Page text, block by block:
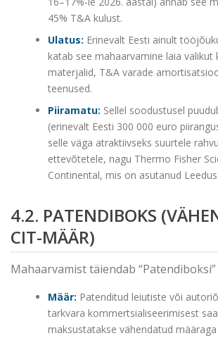
45% T&A kulust.
Ulatus: Erinevalt Eesti ainult
katab see mahaarvamine laia valikut
materjalid, T&A varade
teenused.
Piiramatu: Sellel soodustusel
(erinevalt Eesti 300 000 euro
selle väga atraktiivseks suurtele
ettevõtetele, nagu Thermo Fisher
Continental, mis on asutanud
4.2. PATENDIBOKS
CIT-MÄÄR)
Mahaarvamist täiendab
Määr: Patenditud leiutiste või
tarkvara kommertsialiseerimisest
maksustatakse vähendatud